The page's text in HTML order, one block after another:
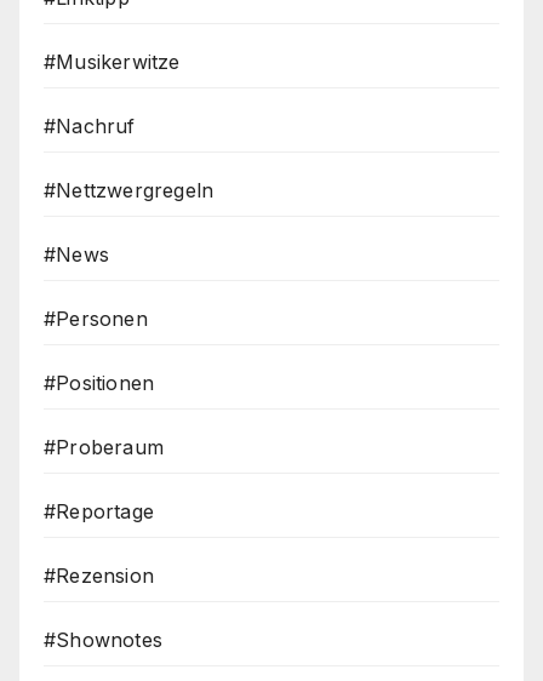
#Musikerwitze
#Nachruf
#Nettzwergregeln
#News
#Personen
#Positionen
#Proberaum
#Reportage
#Rezension
#Shownotes